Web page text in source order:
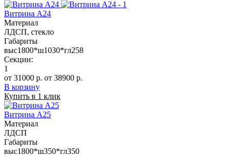
Витрина А24
Материал
ЛДСП, стекло
Габариты
выс1800*ш1030*гл258
Секции:
1
от 31000 р. от 38900 р.
В корзину
Купить в 1 клик
Витрина А25
Материал
ЛДСП
Габариты
выс1800*ш350*гл350